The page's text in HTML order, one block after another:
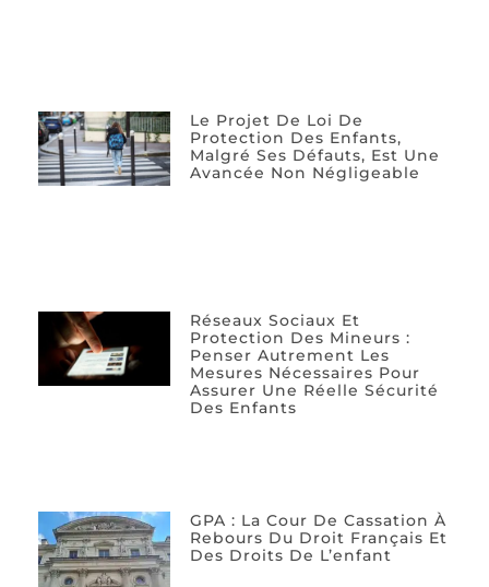
Le Projet De Loi De
Protection Des Enfants,
Malgré Ses Défauts, Est Une
Avancée Non Négligeable
Réseaux Sociaux Et
Protection Des Mineurs :
Penser Autrement Les
Mesures Nécessaires Pour
Assurer Une Réelle Sécurité
Des Enfants
GPA : La Cour De Cassation À
Rebours Du Droit Français Et
Des Droits De L’enfant